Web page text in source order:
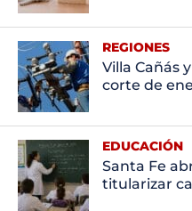
REGIONES
Villa Cañás
corte de
EDUCACIÓN
Santa Fe
titularizar